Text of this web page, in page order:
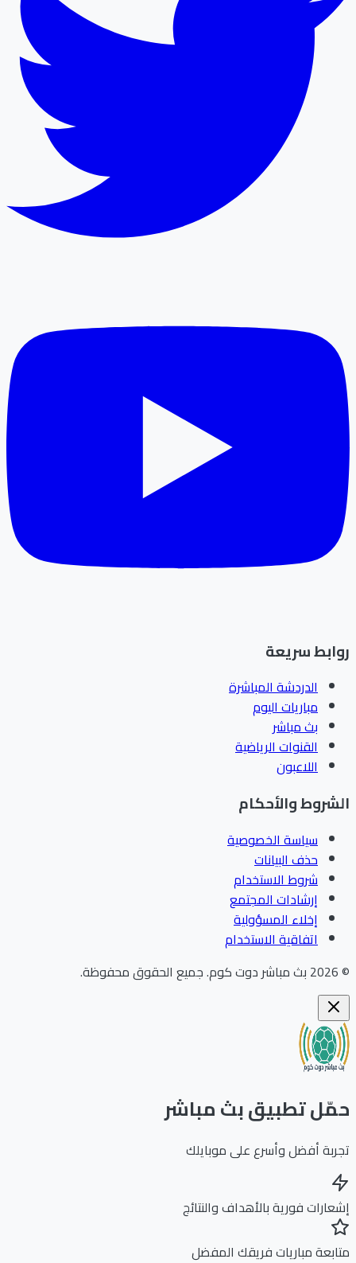
سريعة
الدردشة المباشرة
مباريات اليوم
بث مباشر
القنوات الرياضية
اللاعبون
والأحكام
سياسة الخصوصية
حذف البيانات
شروط الاستخدام
إرشادات المجتمع
إخلاء المسؤولية
اتفاقية الاستخدام
بث مباشر دوت كوم.جميع الحقوق محفوظة.
تطبيق بث مباشر
أفضل وأسرع على موبايلك
فورية بالأهداف والنتائج
مباريات فريقك المفضل